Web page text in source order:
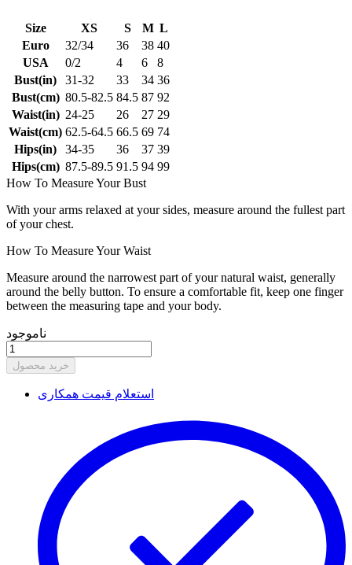
Size XS S M L
Euro
32/34 36 38 40
USA
0/2 4 6
8
Bust(in)
31-32 33 34 36
Bust(cm) 80.5-82.5 84.5 87 92
Waist(in) 24-25 26 27 29
Waist(cm) 62.5-64.5 66.5 69 74
Hips(in)
34-35 36 37 39
Hips(cm) 87.5-89.5 91.5 94 99
How To Measure Your Bust
With your arms relaxed at your sides, measure around the fullest part
of your chest.
How To Measure Your Waist
Measure around the narrowest part of your natural waist, generally
around the belly button. To ensure a comfortable fit, keep one finger
between the measuring tape and your body.
ناموجود
خرید محصول
استعلام قیمت همکاری